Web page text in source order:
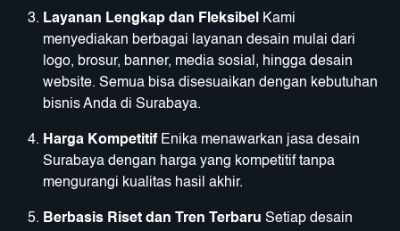
Layanan Lengkap dan Fleksibel
Kami
menyediakan berbagai layanan desain mulai dari
logo, brosur, banner, media sosial, hingga desain
website. Semua bisa disesuaikan dengan kebutuhan
bisnis Anda di Surabaya.
Harga Kompetitif Enika menawarkan jasa desain
Surabaya dengan harga yang kompetitif tanpa
mengurangi kualitas hasil akhir.
Berbasis Riset dan Tren Terbaru Setiap desain